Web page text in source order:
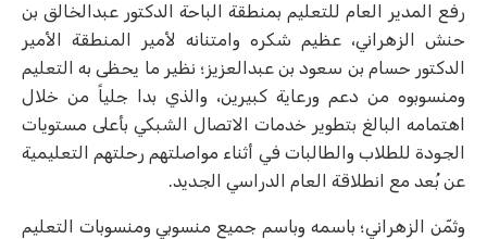
رفع المدير العام للتعليم بمنطقة الباحة الدكتور عبدالخالق بن
حنش الزهراني، عظيم شكره وامتنانه لأمير المنطقة الأمير
الدكتور حسام بن سعود بن عبدالعزيز؛ نظير ما يحظى به التعليم
ومنسوبوه من دعم ورعاية كبيرين، والذي بدا جلياً من خلال
اهتمامه البالغ بتطوير خدمات الاتصال الشبكي بأعلى مستويات
الجودة للطلاب والطالبات في أثناء مواصلتهم رحلتهم التعليمية
عن بُعد مع انطلاقة العام الدراسي الجديد.
وثمّن الزهراني؛ باسمه وباسم جميع منسوبي ومنسوبات التعليم